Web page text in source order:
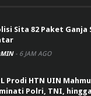
Sita 82 Paket Ganja
- 6 JAM AGO
Prodi HTN UIN
Polri, TNI,